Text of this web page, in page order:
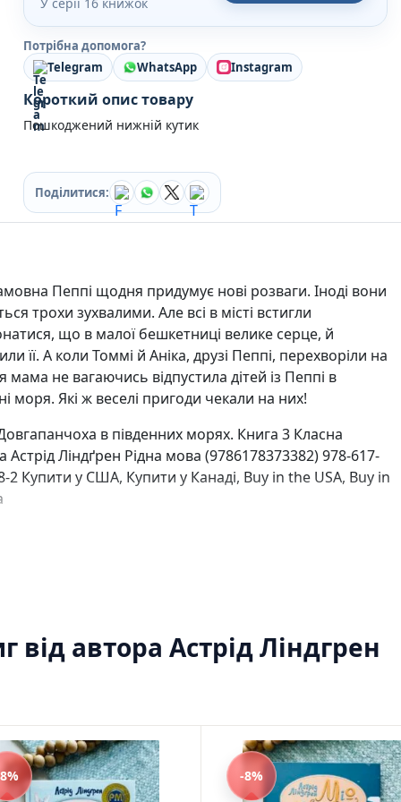
Кулінарія
Ігри для дорослих
Зарубіжні письменники
Різдвяні / Зимові
Книги для дітей
Картонні книги для найменших
Віммельбухи
Книги з наліпками
Вчимося читати
Прописи для дітей
Багаторазові прописи / Книги на липучках
Книги для читання 10+
Розмальовки та Аплікації
Енциклопедії
Навчальні книги
Розвивальні та пізнавальні книги
Книги про Україну
Ігри для дітей
Різдвяні / Зимові
Книги для молоді
Пазли
Каталог авторів
Прокачай себе
Розпродаж пошкоджених книг
Сучасна українська проза
Канцтовари
Закладки
Зошити
Потрібна допомога?
Telegram
WhatsApp Instagram
Короткий опис товару
Пошкоджений нижній кутик
Поділитися:
Пеппі щодня придумує нові розваги. Іноді вони
трохи зухвалими. Але всі в місті встигли
що в малої бешкетниці велике серце, й
її. А коли Томмі й Аніка, друзі Пеппі, перехворіли на
мама не вагаючись відпустила дітей із Пеппі в
моря. Які ж веселі пригоди чекали на них!
в південних морях. Книга 3 Класна
Астрід Ліндґрен Рідна мова (9786178373382)978-617-
2 Купити у США, Купити у Канаді, Buy in the USA, Buy in
від автора Астрід Ліндгрен
-8%